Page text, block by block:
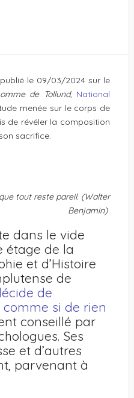
le 09/03/2024 sur le
de Tollund, National
menée sur le corps de
de révéler la composition
sacrifice.
tout reste pareil. (Walter
Benjamin)
dans le vide
étage de la
et d’Histoire
de
de
si de rien
conseillé par
Ses
et d’autres
parvenant à